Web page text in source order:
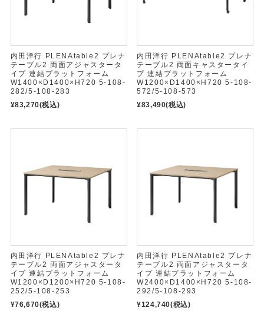
内田洋行 PLENAtable2 プレナ
テーブル2 両面アジャスタータ
イプ 連結プラットフォーム
W1400×D1400×H720 5-108-
282/5-108-283
¥83,270(税込)
内田洋行 PLENAtable2 プレナ
テーブル2 両面キャスタータイ
プ 連結プラットフォーム
W1200×D1400×H720 5-108-
572/5-108-573
¥83,490(税込)
内田洋行 PLENAtable2 プレナ
テーブル2 両面アジャスタータ
イプ 連結プラットフォーム
W1200×D1200×H720 5-108-
252/5-108-253
¥76,670(税込)
内田洋行 PLENAtable2 プレナ
テーブル2 両面アジャスタータ
イプ 連結プラットフォーム
W2400×D1400×H720 5-108-
292/5-108-293
¥124,740(税込)